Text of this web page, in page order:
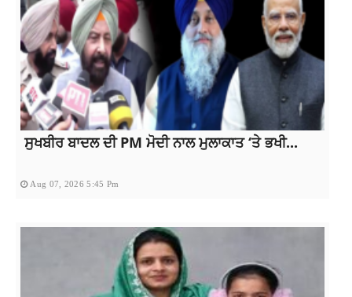
ਸੁਖਬੀਰ ਬਾਦਲ ਦੀ PM ਮੋਦੀ ਨਾਲ ਮੁਲਾਕਾਤ ‘ਤੇ ਭਖੀ...
Aug 07, 2026 5:45 Pm